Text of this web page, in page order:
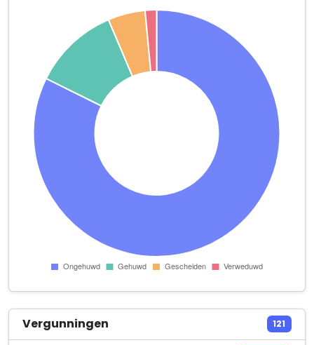
Viaductstraat 3 8 Studio 8A
Happy Ship Studio
Viaductstraat 3 8 unit 8A
Hoitsema Labels B.V.
Peizerweg 138
Holstein Restauratie Architectuur B.V.
Rabenhauptstraat 65 Unit 1
Huisartsenpraktijk Oosterpoort
Griffeweg 7
Kinderconsulent Groningen
Kroeg van Klaas
Oosterweg 26
Logopediepraktijk Brandenburg
Fongersplaats 147
Vergunningen 121